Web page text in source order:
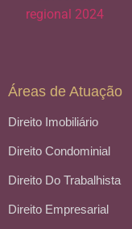
Áreas de Atuação
Direito Imobiliário
Direito Condominial
Direito Do Trabalhista
Direito Empresarial